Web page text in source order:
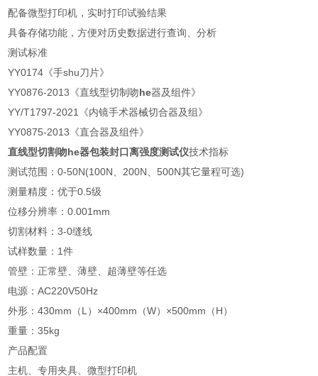
配备微型打印机，实时打印试验结果
具备存储功能，方便对历史数据进行查询、分析
测试标准
YY0174《手shu刀片》
YY0876-2013《直线型切制吻he器及组件》
YY/T1797-2021《内镜手术器械切合器及组》
YY0875-2013《直合器及组件》
直线型切割吻he器包装封口离强度测试仪技术指标
测试范围：0-50N(100N、200N、500N其它量程可选)
测量精度：优于0.5级
位移分辨率：0.001mm
切割材料：3-0缝线
试样数量：1件
管壁：正常壁、薄壁、超薄壁等任选
电源：AC220V50Hz
外形：430mm（L）×400mm（W）×500mm（H）
重量：35kg
产品配置
主机、专用夹具、微型打印机